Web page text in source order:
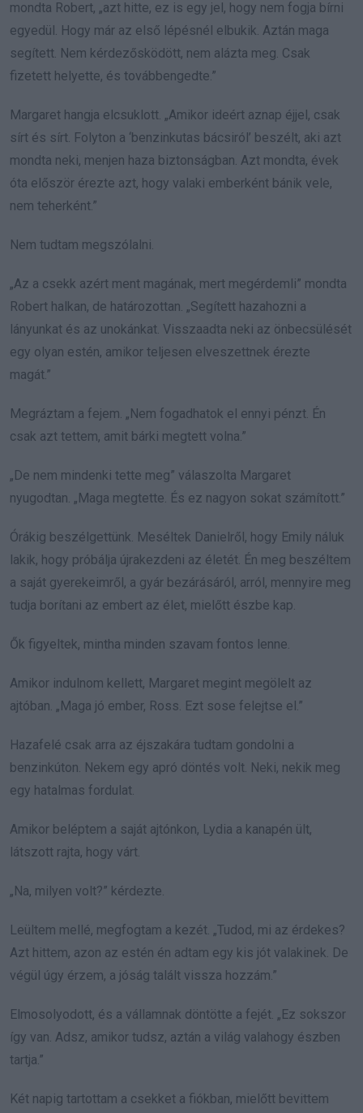
mondta Robert, „azt hitte, ez is egy jel, hogy nem fogja bírni
egyedül. Hogy már az első lépésnél elbukik. Aztán maga
segített. Nem kérdezősködött, nem alázta meg. Csak
fizetett helyette, és továbbengedte.”
Margaret hangja elcsuklott. „Amikor ideért aznap éjjel, csak
sírt és sírt. Folyton a ‘benzinkutas bácsiról’ beszélt, aki azt
mondta neki, menjen haza biztonságban. Azt mondta, évek
óta először érezte azt, hogy valaki emberként bánik vele,
nem teherként.”
Nem tudtam megszólalni.
„Az a csekk azért ment magának, mert megérdemli” mondta
Robert halkan, de határozottan. „Segített hazahozni a
lányunkat és az unokánkat. Visszaadta neki az önbecsülését
egy olyan estén, amikor teljesen elveszettnek érezte
magát.”
Megráztam a fejem. „Nem fogadhatok el ennyi pénzt. Én
csak azt tettem, amit bárki megtett volna.”
„De nem mindenki tette meg” válaszolta Margaret
nyugodtan. „Maga megtette. És ez nagyon sokat számított.”
Órákig beszélgettünk. Meséltek Danielről, hogy Emily náluk
lakik, hogy próbálja újrakezdeni az életét. Én meg beszéltem
a saját gyerekeimről, a gyár bezárásáról, arról, mennyire meg
tudja borítani az embert az élet, mielőtt észbe kap.
Ők figyeltek, mintha minden szavam fontos lenne.
Amikor indulnom kellett, Margaret megint megölelt az
ajtóban. „Maga jó ember, Ross. Ezt sose felejtse el.”
Hazafelé csak arra az éjszakára tudtam gondolni a
benzinkúton. Nekem egy apró döntés volt. Neki, nekik meg
egy hatalmas fordulat.
Amikor beléptem a saját ajtónkon, Lydia a kanapén ült,
látszott rajta, hogy várt.
„Na, milyen volt?” kérdezte.
Leültem mellé, megfogtam a kezét. „Tudod, mi az érdekes?
Azt hittem, azon az estén én adtam egy kis jót valakinek. De
végül úgy érzem, a jóság talált vissza hozzám.”
Elmosolyodott, és a vállamnak döntötte a fejét. „Ez sokszor
így van. Adsz, amikor tudsz, aztán a világ valahogy észben
tartja.”
Két napig tartottam a csekket a fiókban, mielőtt bevittem